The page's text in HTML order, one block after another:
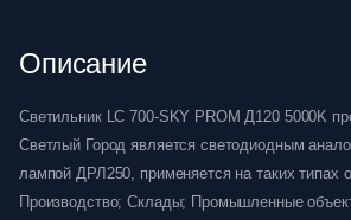
Описание
Светильник LC 700-SKY PROM Д120 5000K
Светлый Город является светодиодным
лампой ДРЛ250, применяется на таких типах
Производство; Склады; Промышленные